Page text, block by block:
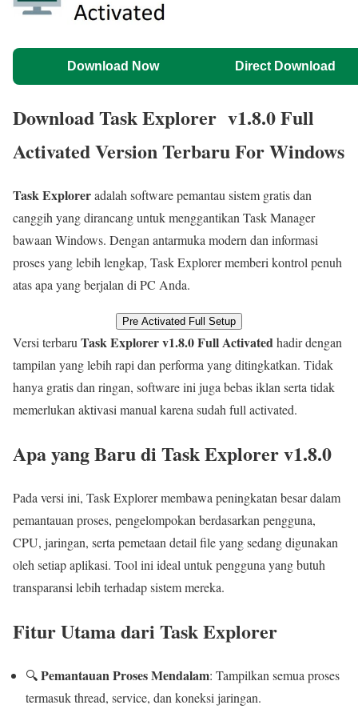
Download Now Direct Download
Download Task Explorer v1.8.0 Full
Activated Version Terbaru For Windows
Task Exploreradalah software pemantau sistem gratis dan
canggih yang dirancang untuk menggantikan Task Manager
bawaan Windows. Dengan antarmuka modern dan informasi
proses yang lebih lengkap, Task Explorer memberi kontrol penuh
atas apa yang berjalan di PC Anda.
Pre Activated Full Setup
Versi terbaru Task Explorer v1.8.0 Full Activatedhadir dengan
tampilan yang lebih rapi dan performa yang ditingkatkan. Tidak
hanya gratis dan ringan, software ini juga bebas iklan serta tidak
memerlukan aktivasi manual karena sudah full activated.
Apa yang Baru di Task Explorer v1.8.0
Pada versi ini, Task Explorer membawa peningkatan besar dalam
pemantauan proses, pengelompokan berdasarkan pengguna,
CPU, jaringan, serta pemetaan detail file yang sedang digunakan
oleh setiap aplikasi. Tool ini ideal untuk pengguna yang butuh
transparansi lebih terhadap sistem mereka.
Fitur Utama dari Task Explorer
🔍Pemantauan Proses Mendalam: Tampilkan semua proses
termasuk thread, service, dan koneksi jaringan.